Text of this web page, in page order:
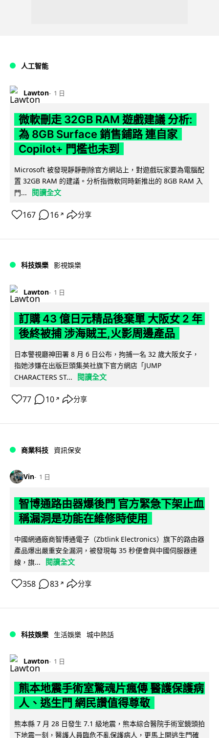
人工智能
Lawton 1 日
微軟刪走 32GB RAM 遊戲建議 分析:
為 8GB Surface 銷售鋪路 連自家
Copilot+ 門檻也未到
Microsoft 被發現靜靜刪除官方網站上，對遊戲玩家要為電腦配
置 32GB RAM 的建議。分析指微軟同時新推出的 8GB RAM 入
門...
閱讀全文
167 16 ↗ 分享
科技娛樂 影視娛樂
Lawton 1 日
訂購 43 億日元精品後棄單 大阪女 2 年
後終被捕 涉海賊王,火影周邊產品
日本警視廳神田署 8 月 6 日公布，拘捕一名 32 歲大阪女子，
指她涉嫌在出版巨頭集英社旗下官方網店「JUMP
CHARACTERS ST...
閱讀全文
77 10 ↗ 分享
商業科技 資訊保安
Vin 1 日
智博通路由器爆後門 官方緊急下架止血
稱漏洞是功能在維修時使用
中國網通廠商智博通電子（Zbtlink Electronics）旗下的路由器
產品爆出嚴重安全漏洞，被發現每 35 秒便會與中國伺服器連
線，旗...
閱讀全文
358 83 ↗ 分享
科技娛樂 生活娛樂 城中熱話
Lawton 1 日
熊本地震手術室驚魂片瘋傳 醫護保護病
人、逃生門 網民讚值得尊敬
熊本縣 7 月 28 日發生 7.1 級地震，熊本綜合醫院手術室鏡頭拍
下地震一刻，醫護人員臨危不亂保護病人，更馬上開逃生門確